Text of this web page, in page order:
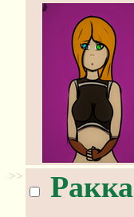
>> Ракка